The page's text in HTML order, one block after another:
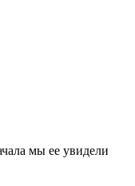
мы ее увидели